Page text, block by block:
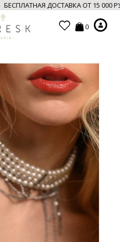
БЕСПЛАТНАЯ ДОСТАВКА ОТ 15
0